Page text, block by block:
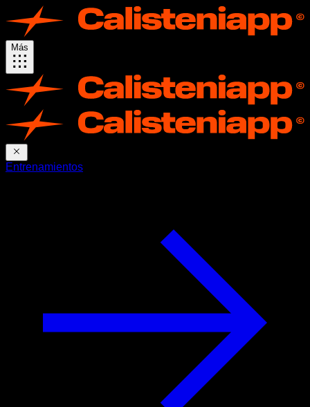
Más
Entrenamientos